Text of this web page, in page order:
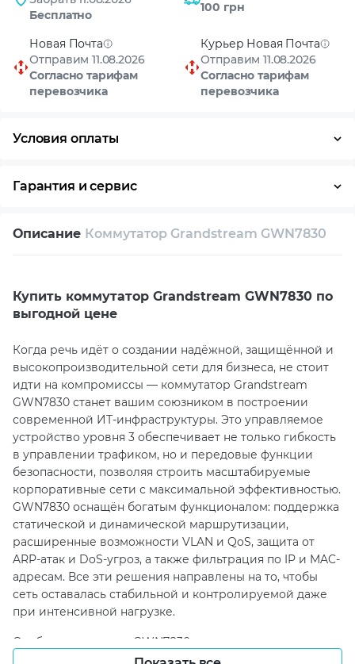
Бесплатно
100 грн
Новая Почта
Отправим 11.08.2026
Согласно тарифам
перевозчика
Курьер Новая Почта
Отправим 11.08.2026
Согласно тарифам
перевозчика
Условия оплаты
Гарантия и сервис
Собственный сервисный центр
Описание Коммутатор Grandstream GWN7830
Купить коммутатор Grandstream GWN7830 по
выгодной цене
Когда речь идёт о создании надёжной, защищённой и
высокопроизводительной сети для бизнеса, не стоит
идти на компромиссы — коммутатор Grandstream
GWN7830 станет вашим союзником в построении
современной ИТ-инфраструктуры. Это управляемое
устройство уровня 3 обеспечивает не только гибкость
в управлении трафиком, но и передовые функции
безопасности, позволяя строить масштабируемые
корпоративные сети с максимальной эффективностью.
GWN7830 оснащён богатым функционалом: поддержка
статической и динамической маршрутизации,
расширенные возможности VLAN и QoS, защита от
ARP-атак и DoS-угроз, а также фильтрация по IP и MAC-
адресам. Все эти решения направлены на то, чтобы
сеть оставалась стабильной и контролируемой даже
при интенсивной нагрузке.
Особое внимание в GWN7830 уделено надежности —
резервные источники питания, защита от перегрузок,